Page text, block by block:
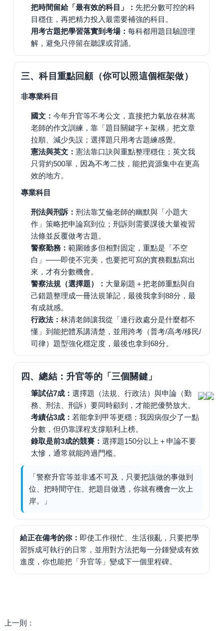
把時間留給「最有效的科目」： 先把分數可控的科
目穩住，再把精力投入最需要補強的科目。
用考古題把學習落實到考場： 每科都用題目驗證理
解，避免只停留在聽課或背誦。
三、科目重點回顧（你可以照這個框架做）
非專業科目
國文： 今年升官等不考公文，直接把力氣放在林嵩
老師的作文訓練，靠「題目關鍵字＋架構」把文章
拉順、減少失誤；選擇題只用考古題練感覺。
憲法與英文： 憲法靠口訣與重點整理穩住；英文我
只背約500單，因為不考二技，能把資源集中在更高
效的地方。
專業科目
刑法與刑訴： 刑法靠艾倫老師的幽默與「小題大
作」策略把申論寫到位；刑訴則需要課後大量複習
法條並反覆做考古題。
警察勤務： 範圍雖多但相對固定，重點是「不空
白」——即使不完美，也要把可寫的實務觀點寫出
來，才有分數機會。
警察法規（選擇題）： 大量刷題＋把老師重點與自
己錯題整理成一冊法規筆記，最後我拿到88分，最
有成就感。
行政法： 林清老師讓我從「連行政處分是什麼都不
懂」到能把體系講清楚，並用跨考（普考/高考/移民/
司律）題型強化穩定度，最後也拿到68分。
四、總結：升官等的「三個關鍵」
筆試佔7成： 選擇題（法規、行政法）與申論（勤
務、刑法、刑訴）要同時顧到，才能把優勢放大。
考績佔3成： 若能拿到甲等更穩；我因病假少了一點
分數，但仍靠課程支撐順利上榜。
錄取是前3成的競賽： 選擇題150分以上＋申論不要
太慘，通常就能跨過門檻。
「警察升官等並非遙不可及，只要把該做的事做到
位、把時間守住、把題目做透，你就有機會一次上
岸。」
給正在備考的你： 即使工作很忙、生活很亂，只要把學
習拆成可執行的日常，並用對方法把每一分鍾變成有效
進度，你也能把「升官等」變成下一個里程碑。
上一則：